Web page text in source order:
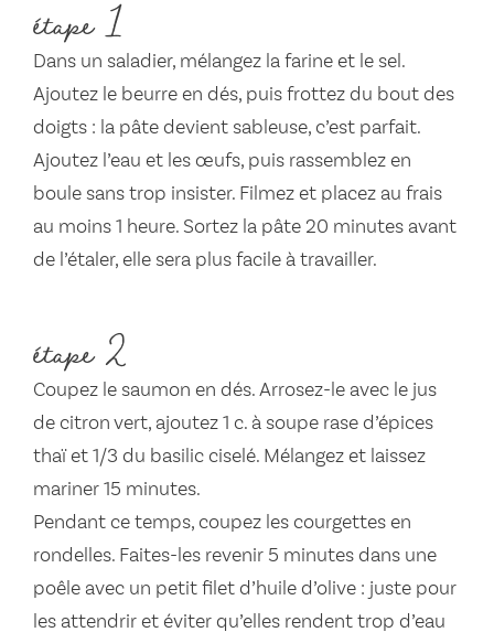
étape 1
Dans un saladier, mélangez la farine et le sel.
Ajoutez le beurre en dés, puis frottez du bout des
doigts : la pâte devient sableuse, c’est parfait.
Ajoutez l’eau et les œufs, puis rassemblez en
boule sans trop insister. Filmez et placez au frais
au moins 1 heure. Sortez la pâte 20 minutes avant
de l’étaler, elle sera plus facile à travailler.
étape 2
Coupez le saumon en dés. Arrosez-le avec le jus
de citron vert, ajoutez 1 c. à soupe rase d’épices
thaï et 1/3 du basilic ciselé. Mélangez et laissez
mariner 15 minutes.
Pendant ce temps, coupez les courgettes en
rondelles. Faites-les revenir 5 minutes dans une
poêle avec un petit filet d’huile d’olive : juste pour
les attendrir et éviter qu’elles rendent trop d’eau